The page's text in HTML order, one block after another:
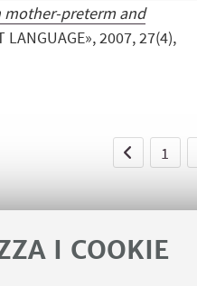
I COOKIE
mother-preterm and
LANGUAGE», 2007, 27(4),
1